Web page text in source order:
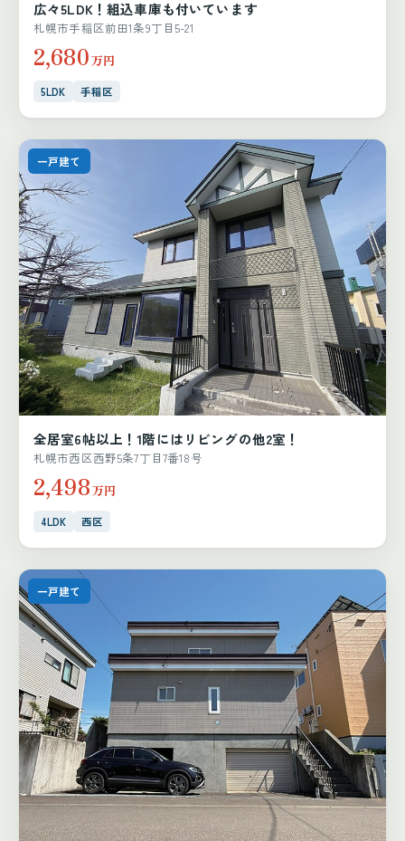
広々5LDK！組込車庫も付いています
札幌市手稲区前田1条9丁目5-21
2,680万円
5LDK 手稲区
一戸建て
全居室6帖以上！1階にはリビングの他2室！
札幌市西区西野5条7丁目7番18号
2,498万円
4LDK 西区
一戸建て